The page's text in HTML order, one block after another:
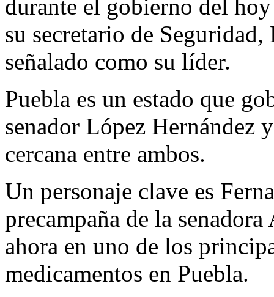
durante el gobierno del
su secretario de
señalado como su líder.
Puebla es un estado que
senador López Hernández
cercana entre ambos.
Un personaje clave es
precampaña de la
ahora en uno de los
medicamentos en Puebla.